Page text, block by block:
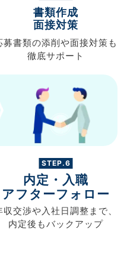
書類作成
面接対策
募書類の添削や面接対策も
徹底サポート
STEP.6
内定・入職
アフターフォロー
収交渉や入社日調整まで、
内定後もバックアップ